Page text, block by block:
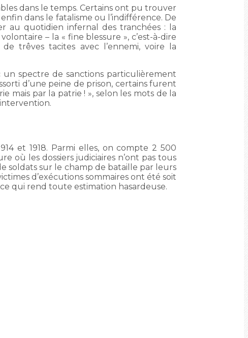
dans le temps. Certains ont pu trouver
dans le fatalisme ou l’indifférence. De
au quotidien infernal des tranchées : la
– la « fine blessure », c’est-à-dire
trêves tacites avec l’ennemi, voire la
spectre de sanctions particulièrement
d’une peine de prison, certains furent
mais par la patrie ! », selon les mots de la
et 1918. Parmi elles, on compte 2 500
où les dossiers judiciaires n’ont pas tous
soldats sur le champ de bataille par leurs
d’exécutions sommaires ont été soit
qui rend toute estimation hasardeuse.